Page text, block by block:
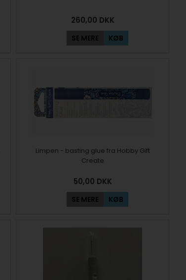
260,00 DKK
SE MERE KØB
Limpen - basting glue fra Hobby Gift
Create
50,00 DKK
SE MERE KØB